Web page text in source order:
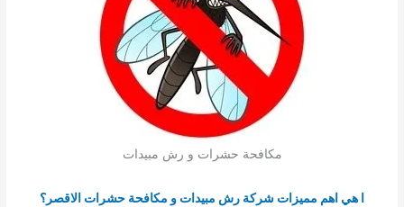
مكافحة حشرات و رش مبيدات
ا هي اهم مميزات شركة رش مبيدات و مكافحة حشرات الاقصر؟